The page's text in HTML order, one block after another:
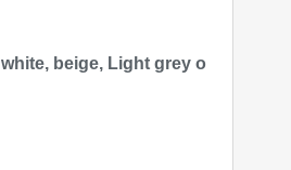
beige, Light grey o